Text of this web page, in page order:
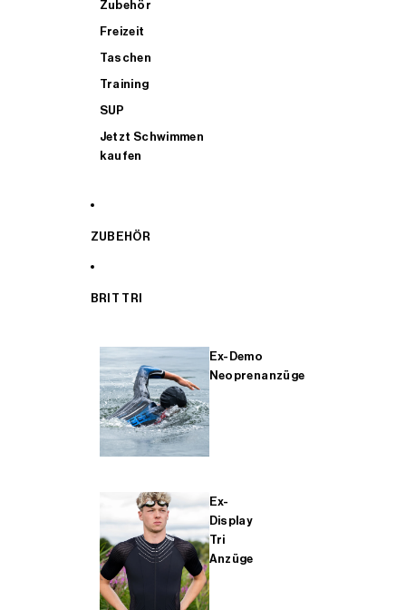
Zubehör
Freizeit
Taschen
Training
SUP
Jetzt Schwimmen
kaufen
ZUBEHÖR
BRIT TRI
Ex-Demo
Neoprenanzüge
Ex-
Display
Tri
Anzüge